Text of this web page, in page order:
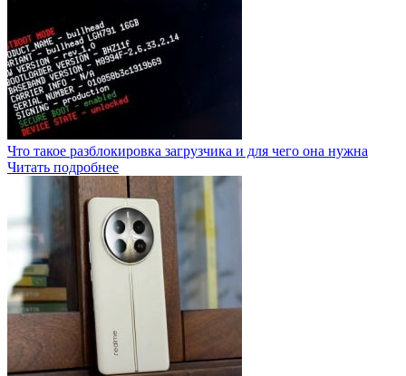
Что такое разблокировка загрузчика и для чего она нужна
Читать подробнее